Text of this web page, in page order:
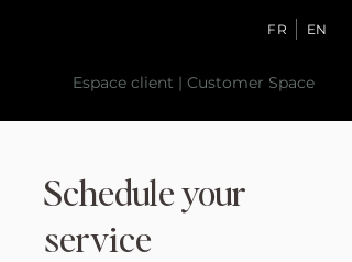
FR EN
Espace client | Customer Space
Schedule your
service